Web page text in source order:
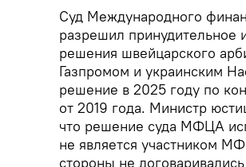
Суд Международного
разрешил принудительное
решения швейцарского
Газпромом и украинским
решение в 2025 году по
от 2019 года. Министр
что решение суда МФЦА
не является участником
стороны не